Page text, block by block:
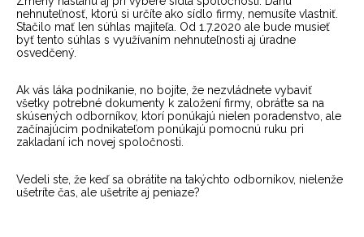
nehnuteľnosť, ktorú si určíte ako sídlo firmy, nemusíte vlastniť.
Stačilo mať len súhlas majiteľa. Od 1.7.2020 ale bude musieť
byť tento súhlas s využívaním nehnuteľnosti aj úradne
osvedčený.
Ak vás láka podnikanie, no bojíte, že nezvládnete vybaviť
všetky potrebné dokumenty k založení firmy, obráťte sa na
skúsených odborníkov, ktorí ponúkajú nielen poradenstvo, ale
začínajúcim podnikateľom ponúkajú pomocnú ruku pri
zakladaní ich novej spoločnosti.
Vedeli ste, že keď sa obrátite na takýchto odborníkov, nielenže
ušetríte čas, ale ušetríte aj peniaze?